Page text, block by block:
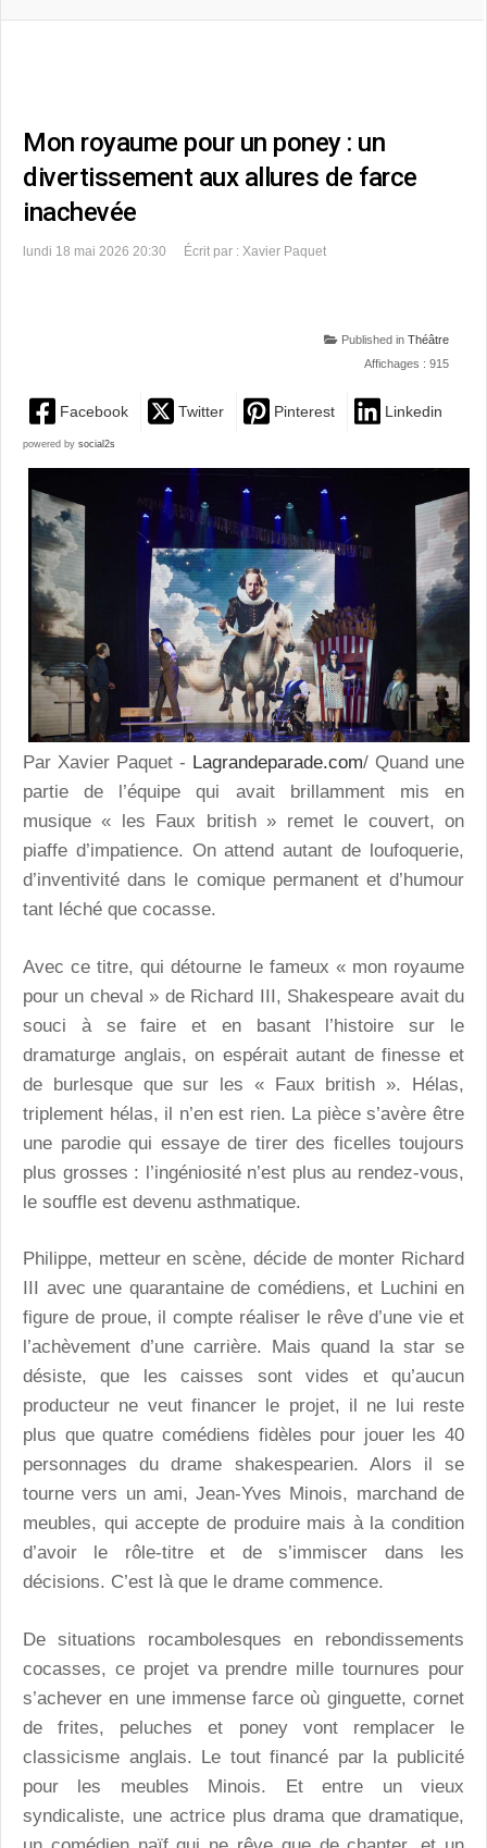
Mon royaume pour un poney : un
divertissement aux allures de farce
inachevée
lundi 18 mai 2026 20:30 Écrit par : Xavier Paquet
Published in Théâtre
Affichages : 915
Facebook Twitter Pinterest Linkedin
powered by social2s
Par Xavier Paquet - Lagrandeparade.com/ Quand une
partie de l’équipe qui avait brillamment mis en
musique « les Faux british » remet le couvert, on
piaffe d’impatience. On attend autant de loufoquerie,
d’inventivité dans le comique permanent et d’humour
tant léché que cocasse.
Avec ce titre, qui détourne le fameux « mon royaume
pour un cheval » de Richard III, Shakespeare avait du
souci à se faire et en basant l’histoire sur le
dramaturge anglais, on espérait autant de finesse et
de burlesque que sur les « Faux british ». Hélas,
triplement hélas, il n’en est rien. La pièce s’avère être
une parodie qui essaye de tirer des ficelles toujours
plus grosses : l’ingéniosité n’est plus au rendez-vous,
le souffle est devenu asthmatique.
Philippe, metteur en scène, décide de monter Richard
III avec une quarantaine de comédiens, et Luchini en
figure de proue, il compte réaliser le rêve d’une vie et
l’achèvement d’une carrière. Mais quand la star se
désiste, que les caisses sont vides et qu’aucun
producteur ne veut financer le projet, il ne lui reste
plus que quatre comédiens fidèles pour jouer les 40
personnages du drame shakespearien. Alors il se
tourne vers un ami, Jean-Yves Minois, marchand de
meubles, qui accepte de produire mais à la condition
d’avoir le rôle-titre et de s’immiscer dans les
décisions. C’est là que le drame commence.
De situations rocambolesques en rebondissements
cocasses, ce projet va prendre mille tournures pour
s’achever en une immense farce où ginguette, cornet
de frites, peluches et poney vont remplacer le
classicisme anglais. Le tout financé par la publicité
pour les meubles Minois. Et entre un vieux
syndicaliste, une actrice plus drama que dramatique,